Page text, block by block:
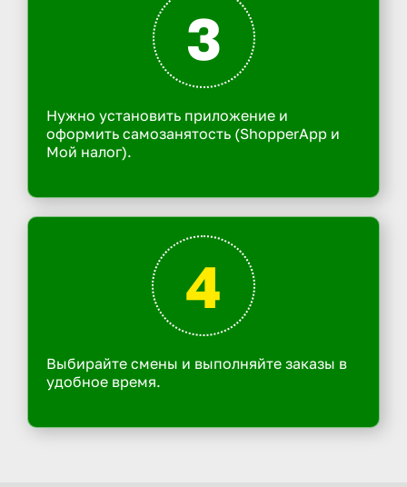
3
Нужно установить приложение и
оформить самозанятость (ShopperApp и
Мой налог).
4
Выбирайте смены и выполняйте заказы в
удобное время.